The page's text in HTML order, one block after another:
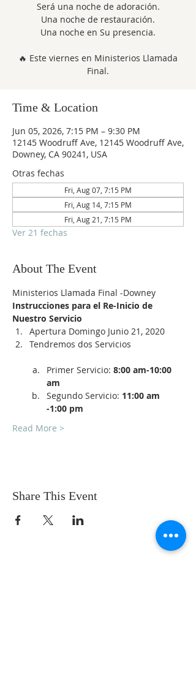
Será una noche de adoración.
Una noche de restauración.
Una noche en Su presencia.
🔥 Este viernes en Ministerios Llamada
Final.
Time & Location
Jun 05, 2026, 7:15 PM – 9:30 PM
12145 Woodruff Ave, 12145 Woodruff Ave,
Downey, CA 90241, USA
Otras fechas
Fri, Aug 07, 7:15 PM
Fri, Aug 14, 7:15 PM
Fri, Aug 21, 7:15 PM
Ver 21 fechas
About The Event
Ministerios Llamada Final -Downey
Instrucciones para el Re-Inicio de
Nuestro Servicio
Apertura Domingo Junio 21, 2020
Tendremos dos Servicios
Primer Servicio: 8:00 am-10:00
am
Segundo Servicio: 11:00 am
-1:00 pm
Read More >
Share This Event